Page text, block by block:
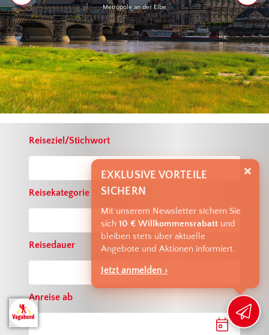
Metropole an der Elbe
Reiseziel/Stichwort
Reisekategorie
Reisedauer
Anreise ab
EXKLUSIVE VORTEILE
SICHERN
Mit unserem Newsletter sichern Sie
sich 10 € Willkommensrabatt und
bleiben stets über aktuelle
Angebote und Aktionen informiert.
Jetzt anmelden ›